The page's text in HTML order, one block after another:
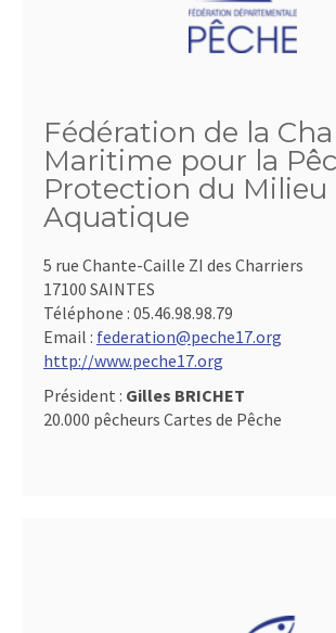
Fédération de la
Maritime pour la
Protection du Milieu
Aquatique
5 rue Chante-Caille ZI des Charriers
17100 SAINTES
Téléphone : 05.46.98.98.79
Email : federation@peche17.org
http://www.peche17.org
Président : Gilles BRICHET
20.000 pêcheurs Cartes de Pêche